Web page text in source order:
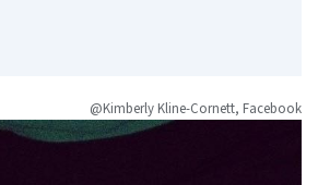
@Kimberly Kline-Cornett, Facebook